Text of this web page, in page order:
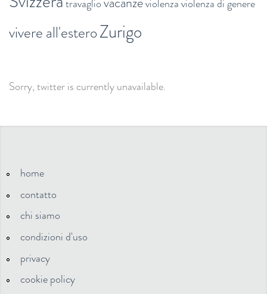
travaglio violenzaviolenza di genere
vivere all'esteroZurigo
Sorry, twitter is currently unavailable.
home
contatto
chi siamo
condizioni d'uso
privacy
cookie policy